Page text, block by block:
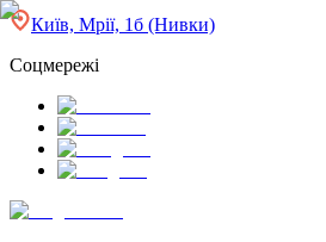
Київ, Мрії, 1б (Нивки)
Соцмережі